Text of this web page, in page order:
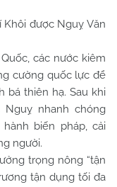
được Nguỵ Văn
các nước kiêm
cường quốc lực để
bá thiên hạ. Sau khi
nhanh chóng
biến pháp, cải
người.
trọng nông “tận
tận dụng tối đa